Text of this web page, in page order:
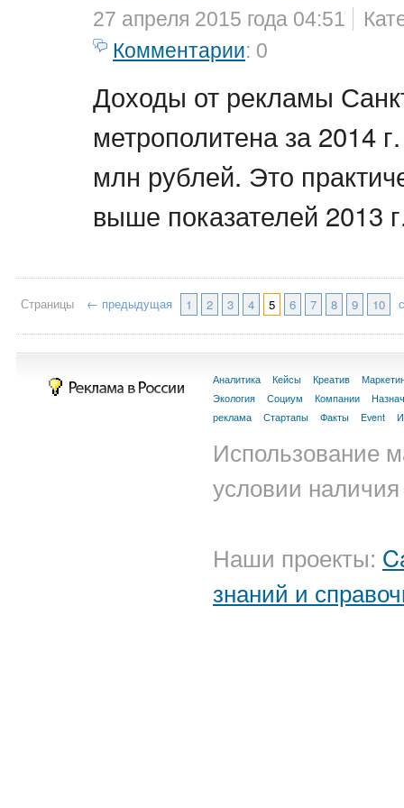
27 апреля 2015 года 04:51
Комментарии: 0
Доходы от рекламы
метрополитена за 2014
млн рублей. Это
выше показателей 2013
Страницы ← предыдущая 1 2 3 4 5 6 7 8 9 10
Аналитика Кейсы Креатив
Экология
Социум Компании
реклама
Стартапы Факты Event
Использование
условии
Наши проекты:
знаний и